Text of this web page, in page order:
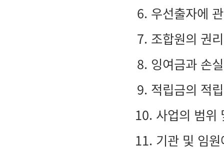
6. 우선출자에
7. 조합원의 권
8. 잉여금과 손
9. 적립금의 적
10. 사업의 범위
11. 기관 및 임